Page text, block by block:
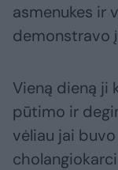
asmenukes ir
demonstravo
Vieną dieną ji
pūtimo ir
vėliau jai